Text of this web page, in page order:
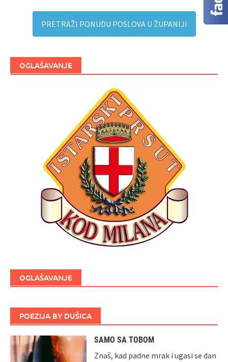
PRETRAŽI PONUDU POSLOVA U ŽUPANIJI
OGLAŠAVANJE
OGLAŠAVANJE
POEZIJA BY DUŠICA
SAMO SA TOBOM
Znaš, kad padne mrak i ugasi se dan